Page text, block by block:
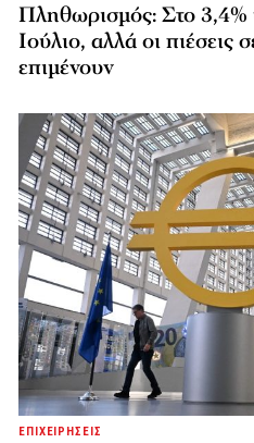
Πληθωρισμός: Στο
Ιούλιο, αλλά οι πιέσεις
επιμένουν
ΕΠΙΧΕΙΡΗΣΕΙΣ